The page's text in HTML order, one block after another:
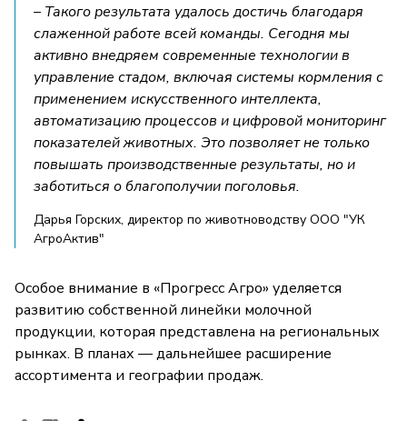
– Такого результата удалось достичь благодаря
слаженной работе всей команды. Сегодня мы
активно внедряем современные технологии в
управление стадом, включая системы кормления с
применением искусственного интеллекта,
автоматизацию процессов и цифровой мониторинг
показателей животных. Это позволяет не только
повышать производственные результаты, но и
заботиться о благополучии поголовья.
Дарья Горских, директор по животноводству ООО "УК
АгроАктив"
Особое внимание в «Прогресс Агро» уделяется
развитию собственной линейки молочной
продукции, которая представлена на региональных
рынках. В планах — дальнейшее расширение
ассортимента и географии продаж.